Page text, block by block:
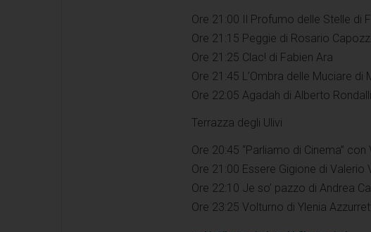
Ore 21:00 Il Profumo delle Stelle di
Ore 21:15 Peggie di Rosario
Ore 21:25 Clac! di Fabien Ara
Ore 21:45 L’Ombra delle Muciare di
Ore 22:05 Agadah di Alberto Rondalli
Terrazza degli Ulivi
Ore 20:45 “Parliamo di Cinema”
Ore 21:00 Essere Gigione di Valerio
Ore 22:10 Je so’ pazzo di Andrea
Ore 23:25 Volturno di Ylenia